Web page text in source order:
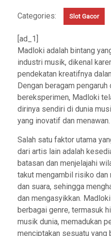
Categories: Slot Gacor
[ad_1]
Madloki adalah bintang
industri musik, dikenal
pendekatan kreatifnya
Dengan beragam pengaruh
bereksperimen, Madloki
dirinya sendiri di dunia
yang inovatif dan menawan.
Salah satu faktor utama
dari artis lain adalah
batasan dan menjelajahi
takut mengambil risiko
dan suara, sehingga
dan mengasyikkan.
berbagai genre, termasuk
musik dunia, memadukan
menciptakan sesuatu yang